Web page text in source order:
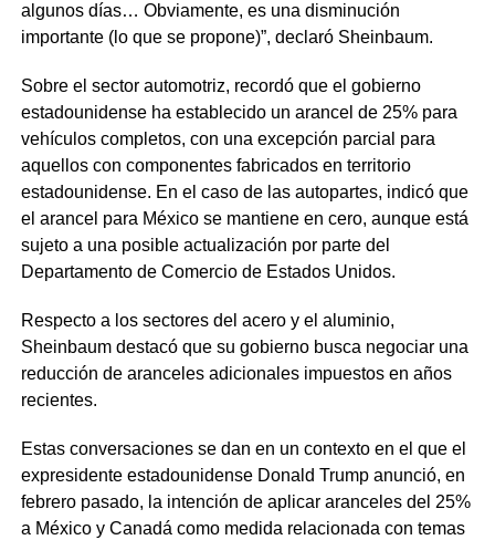
algunos días… Obviamente, es una disminución
importante (lo que se propone)”, declaró Sheinbaum.
Sobre el sector automotriz, recordó que el gobierno
estadounidense ha establecido un arancel de 25% para
vehículos completos, con una excepción parcial para
aquellos con componentes fabricados en territorio
estadounidense. En el caso de las autopartes, indicó que
el arancel para México se mantiene en cero, aunque está
sujeto a una posible actualización por parte del
Departamento de Comercio de Estados Unidos.
Respecto a los sectores del acero y el aluminio,
Sheinbaum destacó que su gobierno busca negociar una
reducción de aranceles adicionales impuestos en años
recientes.
Estas conversaciones se dan en un contexto en el que el
expresidente estadounidense Donald Trump anunció, en
febrero pasado, la intención de aplicar aranceles del 25%
a México y Canadá como medida relacionada con temas